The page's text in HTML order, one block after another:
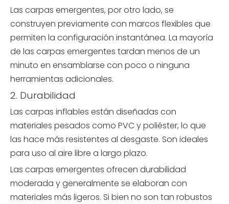
Las carpas emergentes, por otro lado, se
construyen previamente con marcos flexibles que
permiten la configuración instantánea. La mayoría
de las carpas emergentes tardan menos de un
minuto en ensamblarse con poco o ninguna
herramientas adicionales.
2. Durabilidad
Las carpas inflables están diseñadas con
materiales pesados ​​como PVC y poliéster, lo que
las hace más resistentes al desgaste. Son ideales
para uso al aire libre a largo plazo.
Las carpas emergentes ofrecen durabilidad
moderada y generalmente se elaboran con
materiales más ligeros. Si bien no son tan robustos